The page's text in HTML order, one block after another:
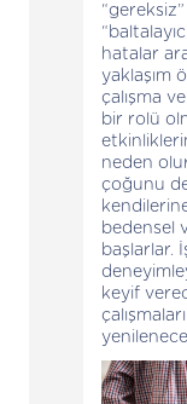
hatalar
yaklaşım
çalışma
bir rolü
neden
çoğunu
bedensel
başlarlar.
keyif